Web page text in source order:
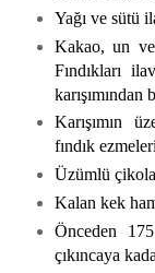
Yağı ve sütü
Kakao, un ve
Fındıkları
Karışımın
fındık
Üzümlü
Kalan kek
Önceden
çıkıncaya